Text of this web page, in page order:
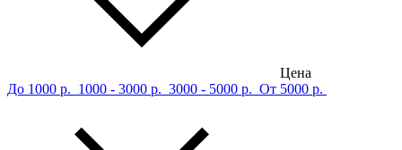
Цена
До 1000 р. 1000 - 3000 р. 3000 - 5000 р. От 5000 р.